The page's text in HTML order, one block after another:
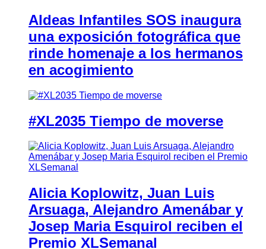
Aldeas Infantiles SOS inaugura
una exposición fotográfica que
rinde homenaje a los hermanos
en acogimiento
#XL2035 Tiempo de moverse
Alicia Koplowitz, Juan Luis
Arsuaga, Alejandro Amenábar y
Josep Maria Esquirol reciben el
Premio XLSemanal